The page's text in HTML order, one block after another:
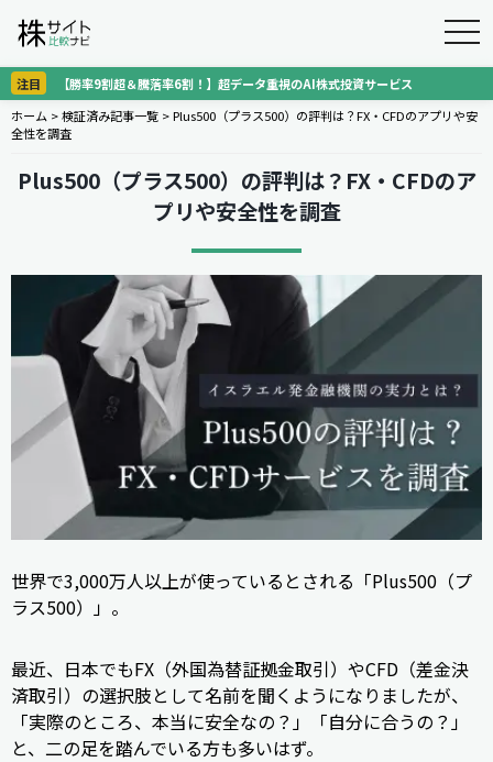
注目
【勝率9割超＆騰落率6割！】超データ重視のAI株式投資サービス
ホーム >検証済み記事一覧 >Plus500（プラス500）の評判は？FX・CFDのアプリや安
全性を調査
Plus500（プラス500）の評判は？FX・CFDのア
プリや安全性を調査
世界で3,000万人以上が使っているとされる「Plus500（プ
ラス500）」。
最近、日本でもFX（外国為替証拠金取引）やCFD（差金決
済取引）の選択肢として名前を聞くようになりましたが、
「実際のところ、本当に安全なの？」「自分に合うの？」
と、二の足を踏んでいる方も多いはず。